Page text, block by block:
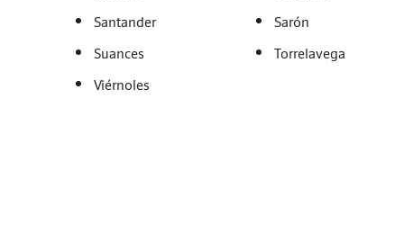
Santander
Sarón
Suances
Torrelavega
Viérnoles